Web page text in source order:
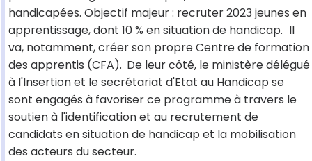
handicapées. Objectif majeur : recruter 2023 jeunes en
apprentissage, dont 10 % en situation de handicap. Il
va, notamment, créer son propre Centre de formation
des apprentis (CFA). De leur côté, le ministère délégué
à l'Insertion et le secrétariat d'Etat au Handicap se
sont engagés à favoriser ce programme à travers le
soutien à l'identification et au recrutement de
candidats en situation de handicap et la mobilisation
des acteurs du secteur.